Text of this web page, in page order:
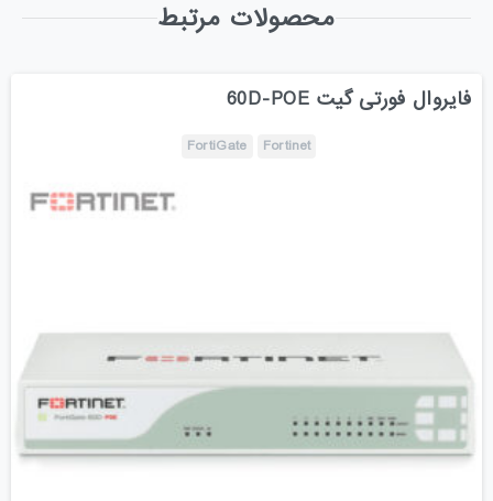
محصولات مرتبط
فایروال فورتی گیت 60D-POE
Fortinet
FortiGate